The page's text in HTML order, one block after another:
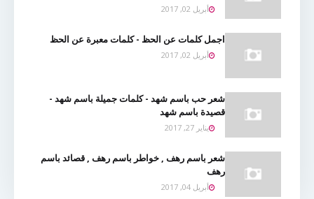
أبريل 02, 2017
اجمل كلمات عن الحظ - كلمات معبرة عن الحظ
أبريل 02, 2017
شعر حب باسم شهد - كلمات جميلة باسم شهد -
قصيدة باسم شهد
يناير 27, 2017
شعر باسم رهف , خواطر باسم رهف , قصائد باسم
رهف
أبريل 04, 2017